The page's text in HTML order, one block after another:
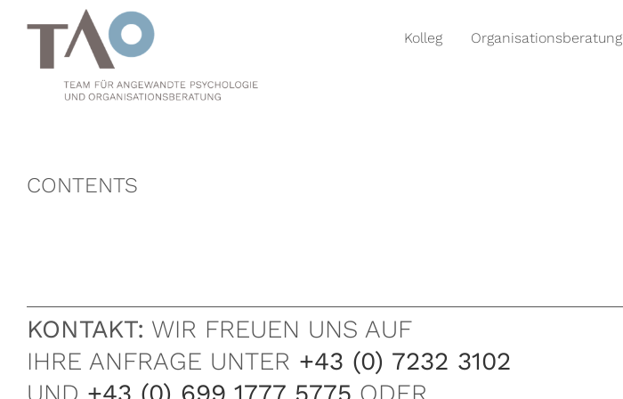
springen
Kolleg Organisationsberatung
CONTENTS
KONTAKT: WIR FREUEN UNS AUF
IHRE ANFRAGE UNTER +43 (0) 7232 3102